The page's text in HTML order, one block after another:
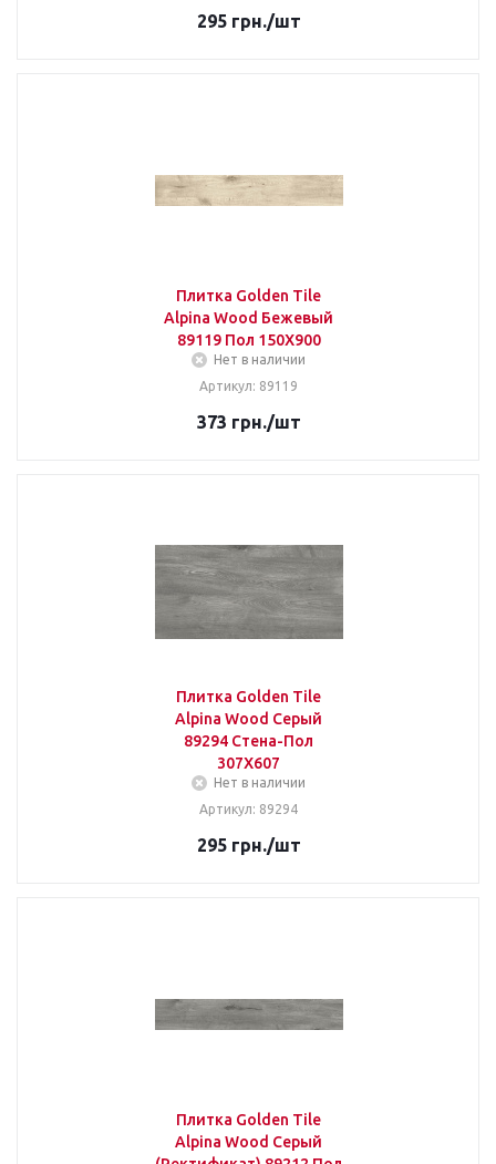
295грн./шт
Плитка Golden Tile
Alpina Wood Бежевый
89119 Пол 150Х900
Нет в наличии
Артикул: 89119
373 грн./шт
Плитка Golden Tile
Alpina Wood Серый
89294 Стена-Пол
307Х607
Нет в наличии
Артикул: 89294
295грн./шт
Плитка Golden Tile
Alpina Wood Серый